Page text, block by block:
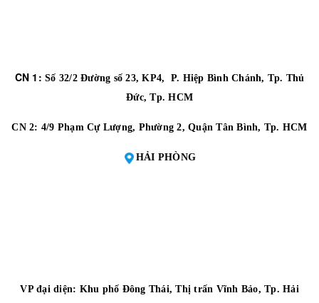
CN 1: Số 32/2 Đường số 23, KP4, P. Hiệp Bình Chánh, Tp. Thủ
Đức, Tp. HCM
CN 2: 4/9 Phạm Cự Lượng, Phường 2, Quận Tân Bình, Tp. HCM
HẢI PHÒNG
VP đại diện: Khu phố Đông Thái, Thị trấn Vĩnh Bảo, Tp. Hải